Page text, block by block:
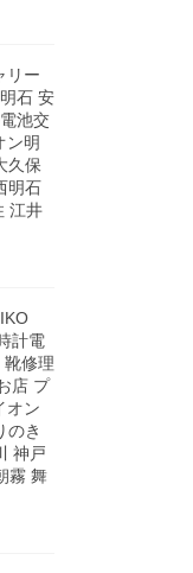
リー
石 安
池交
ン明
久保
明石
江井
計電
修理
店 プ
オン
のき
神戸
霧 舞